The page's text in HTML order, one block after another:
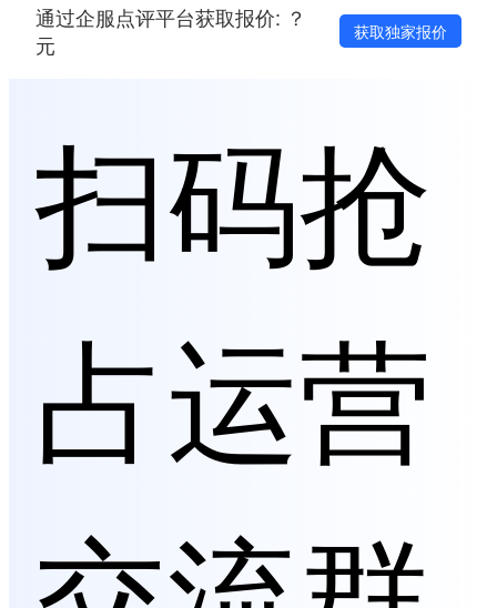
间； 3. 工号续费费用=续费工号数
后所在档位的单工号年价*续费工号
数*年数； 4. 搜客宝最高只能购买5
2480 3480 5980 20 3680 5280 898
0 13980
后所在档位的单工号年价*续
数*年数； 4. 超过50个工号
用=50个工号版本价格/50个
次新开可购买季度版与半年
费按年版购买。 账号数 季度版
（元） 半年版（元） 一年版（元）
880 20 6480 9380 15980 30 7680 1
通过企服点评平台获取报价: ？
元
获取独家报价
扫码抢
占运营